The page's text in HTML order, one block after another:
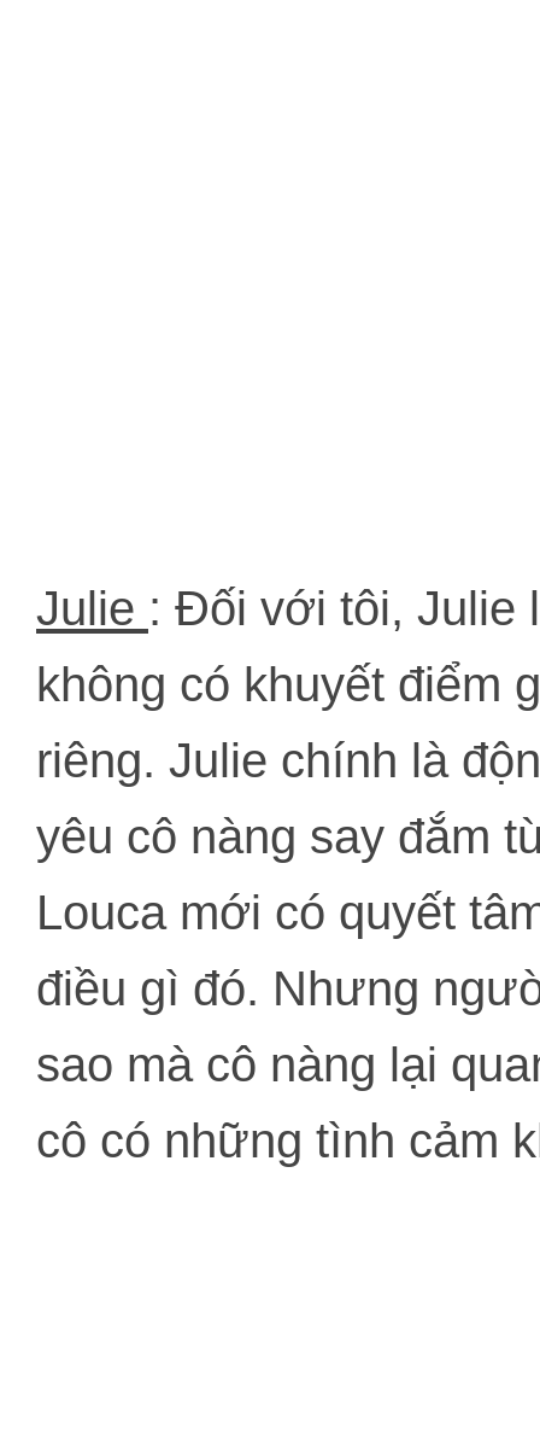
Julie : Đối với tôi, Julie
không có khuyết điểm
riêng. Julie chính là
yêu cô nàng say đắm
Louca mới có quyết
điều gì đó. Nhưng
sao mà cô nàng lại
cô có những tình cảm